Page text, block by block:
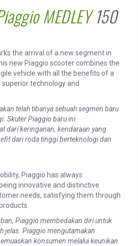
MEDLEY150
the arrival of a new segment in
new Piaggio scooter combines the
vehicle with all the benefits of a
technology and
telah tibanya sebuah segmen baru
Skuter Piaggio baru ini
dari keringanan, kendaraan yang
dari roda tinggi berteknologi dan
Piaggio has always
innovative and distinctive.
needs, satisfying them through
Piaggio membedakan diri untuk
jelas. Piaggio mengutamakan
konsumen melalui keunikan